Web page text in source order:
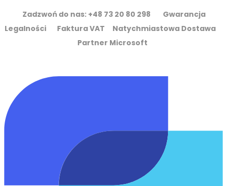
Zadzwoń do nas: +48 73 20 80 298 Gwarancja
Legalności Faktura VAT Natychmiastowa Dostawa
Partner Microsoft